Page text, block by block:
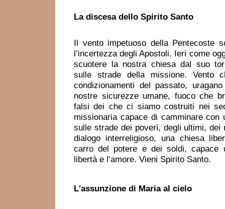
La discesa dello Spirito Santo
Il vento impetuoso della Pentecoste
l’incertezza degli Apostoli. Ieri come
scuotere la nostra chiesa dal suo
sulle strade della missione. Vento
condizionamenti del passato,
nostre sicurezze umane, fuoco che
falsi dei che ci siamo costruiti nei
missionaria capace di camminare con
sulle strade dei poveri, degli ultimi, dei
dialogo interreligioso, una chiesa
carro del potere e dei soldi, capace
libertà e l’amore. Vieni Spirito Santo.
L'assunzione di Maria al cielo